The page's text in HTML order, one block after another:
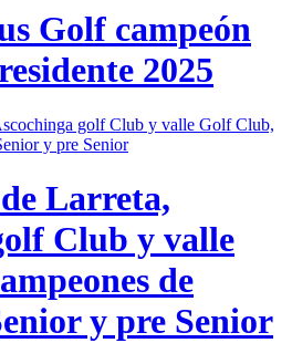
Golf campeón
2025
Larreta,
Club y valle
de
y pre Senior